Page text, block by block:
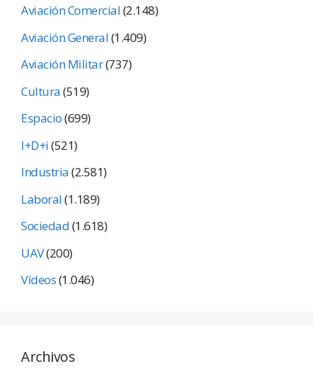
Aviación Comercial(2.148)
Aviación General(1.409)
Aviación Militar(737)
Cultura(519)
Espacio(699)
I+D+i(521)
Industria(2.581)
Laboral(1.189)
Sociedad(1.618)
UAV(200)
Vídeos(1.046)
Archivos